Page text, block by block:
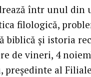
într unul din
filologică,
biblică şi istoria
de vineri, 4
preşedinte al